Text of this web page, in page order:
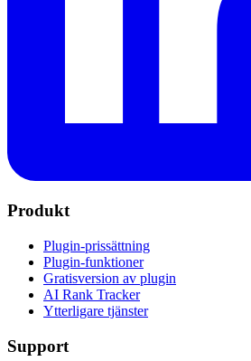
Produkt
Plugin-prissättning
Plugin-funktioner
Gratisversion av plugin
AI Rank Tracker
Ytterligare tjänster
Support